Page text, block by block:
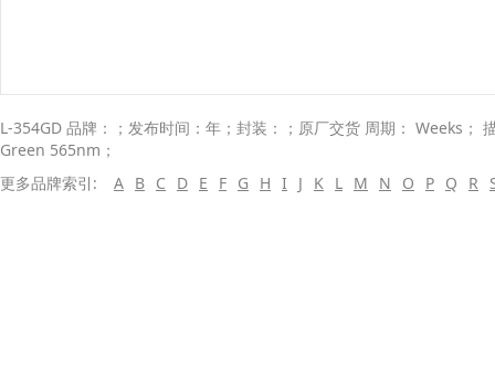
L-354GD 品牌：；发布时间：年；封装：；原厂交货 周期： Weeks
Green 565nm；
更多品牌索引:
A B C D E F G H I J K L M N O P Q R